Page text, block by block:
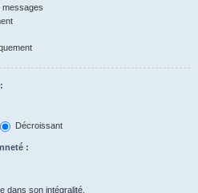
messages
Décroissant
:
dans son intégralité.